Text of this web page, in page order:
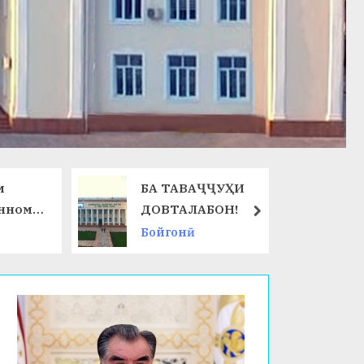
БА ТАВАҶҶУҲИ
ДОВТАЛАБОН!
Бойгонӣ
next